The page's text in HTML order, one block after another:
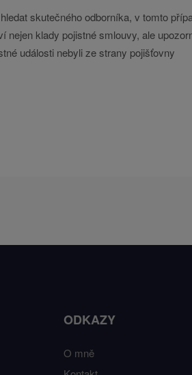
skutečného odborníka, v tomto
nejen klady pojistné smlouvy, ale
události nebyli ze strany pojišťovny
ODKAZY
O mně